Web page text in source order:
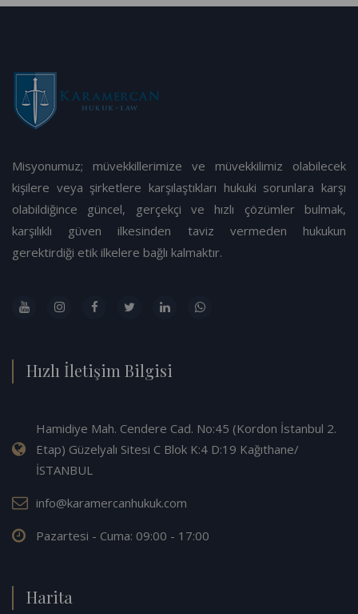
Misyonumuz; müvekkillerimize ve müvekkilimiz olabilecek
kişilere veya şirketlere karşılaştıkları hukuki sorunlara karşı
olabildiğince güncel, gerçekçi ve hızlı çözümler bulmak,
karşılıklı güven ilkesinden taviz vermeden hukukun
gerektirdiği etik ilkelere bağlı kalmaktır.
Hızlı İletişim Bilgisi
Hamidiye Mah. Cendere Cad. No:45 (Kordon İstanbul 2.
Etap) Güzelyalı Sitesi C Blok K:4 D:19 Kağıthane/
İSTANBUL
info@karamercanhukuk.com
Pazartesi - Cuma: 09:00 - 17:00
Harita